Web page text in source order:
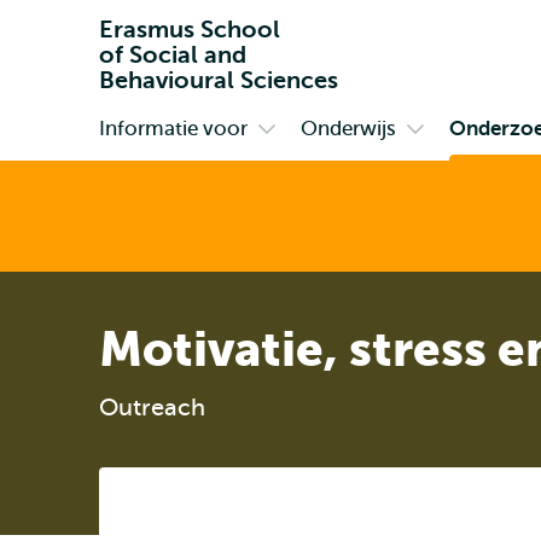
Erasmus School
of Social and
Behavioural Sciences
Primair
Informatie voor Onderwijs
Motivatie, stress
Outreach